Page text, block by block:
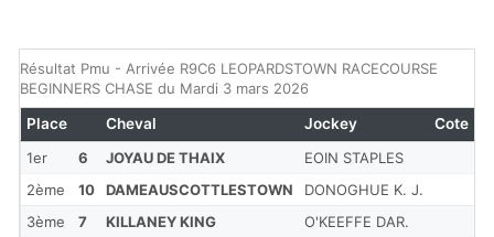
Résultat Pmu - Arrivée R9C6 LEOPARDSTOWN RACECOURSE
BEGINNERS CHASE du Mardi 3 mars 2026
1er 6 JOYAU DE THAIX
EOIN STAPLES
2ème
10 DAMEAUSCOTTLESTOWN
DONOGHUE K. J.
3ème
7 KILLANEY KING
O'KEEFFE DAR.
Place Cheval Jockey Cote